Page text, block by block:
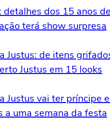
dos 15 anos
terá show surpresa
Justus: de itens
Justus em 15 looks
Justus vai ter príncipe
a uma semana da festa